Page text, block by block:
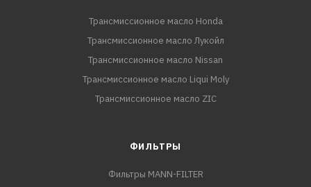
Трансмиссионное масло Honda
Трансмиссионное масло Лукойл
Трансмиссионное масло Nissan
Трансмиссионное масло Liqui Moly
Трансмиссионное масло ZIC
ФИЛЬТРЫ
Фильтры MANN-FILTER